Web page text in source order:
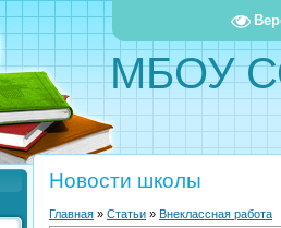
МБОУ
Новости школы
Главная » Статьи » Внеклассная работа